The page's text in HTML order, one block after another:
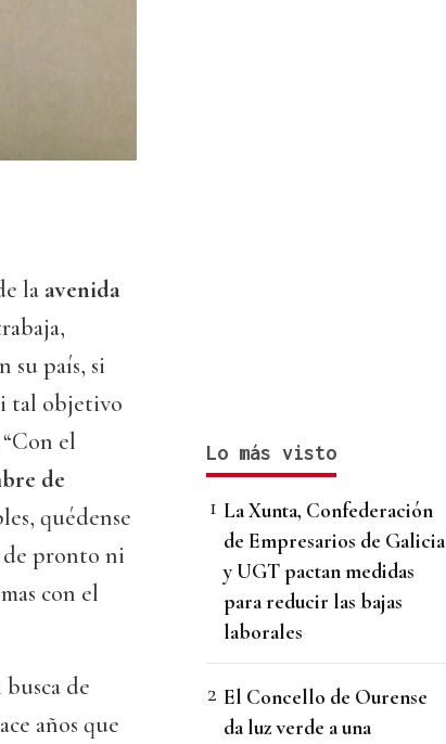
la avenida
su país, si
tal objetivo
el
de
quédense
de pronto ni
con el
busca de
años que
Lo más visto
La Xunta, Confederación
de Empresarios de Galicia
y UGT pactan medidas
para reducir las bajas
laborales
El Concello de Ourense
da luz verde a una